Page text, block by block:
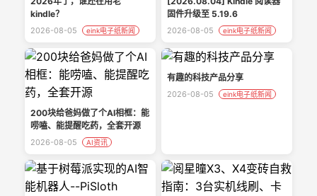
kindle？
2026-08-05 eink电子纸新闻
固件升级至 5.19.6
2026-08-05 eink电子纸新闻
200块给爸妈做了个AI相框：能
唠嗑、能提醒吃药，全套开源
2026-08-05 AI资讯
有趣的科技产品分享
2026-08-05 eink电子纸新闻